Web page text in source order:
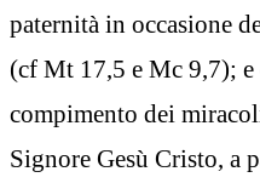
paternità in occasione
(cf Mt 17,5 e Mc 9,7); e
compimento dei
Signore Gesù Cristo, a